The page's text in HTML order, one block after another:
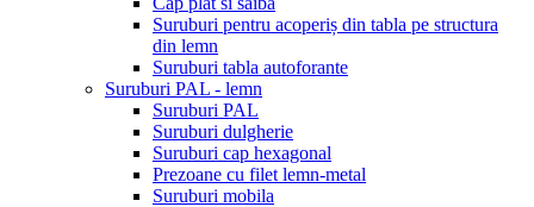
Suruburi pentru acoperiș din tabla pe structura
din lemn
Suruburi tabla autoforante
Suruburi PAL - lemn
Suruburi PAL
Suruburi dulgherie
Suruburi cap hexagonal
Prezoane cu filet lemn-metal
Suruburi mobila